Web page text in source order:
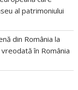
al patrimoniului
din România la
în România